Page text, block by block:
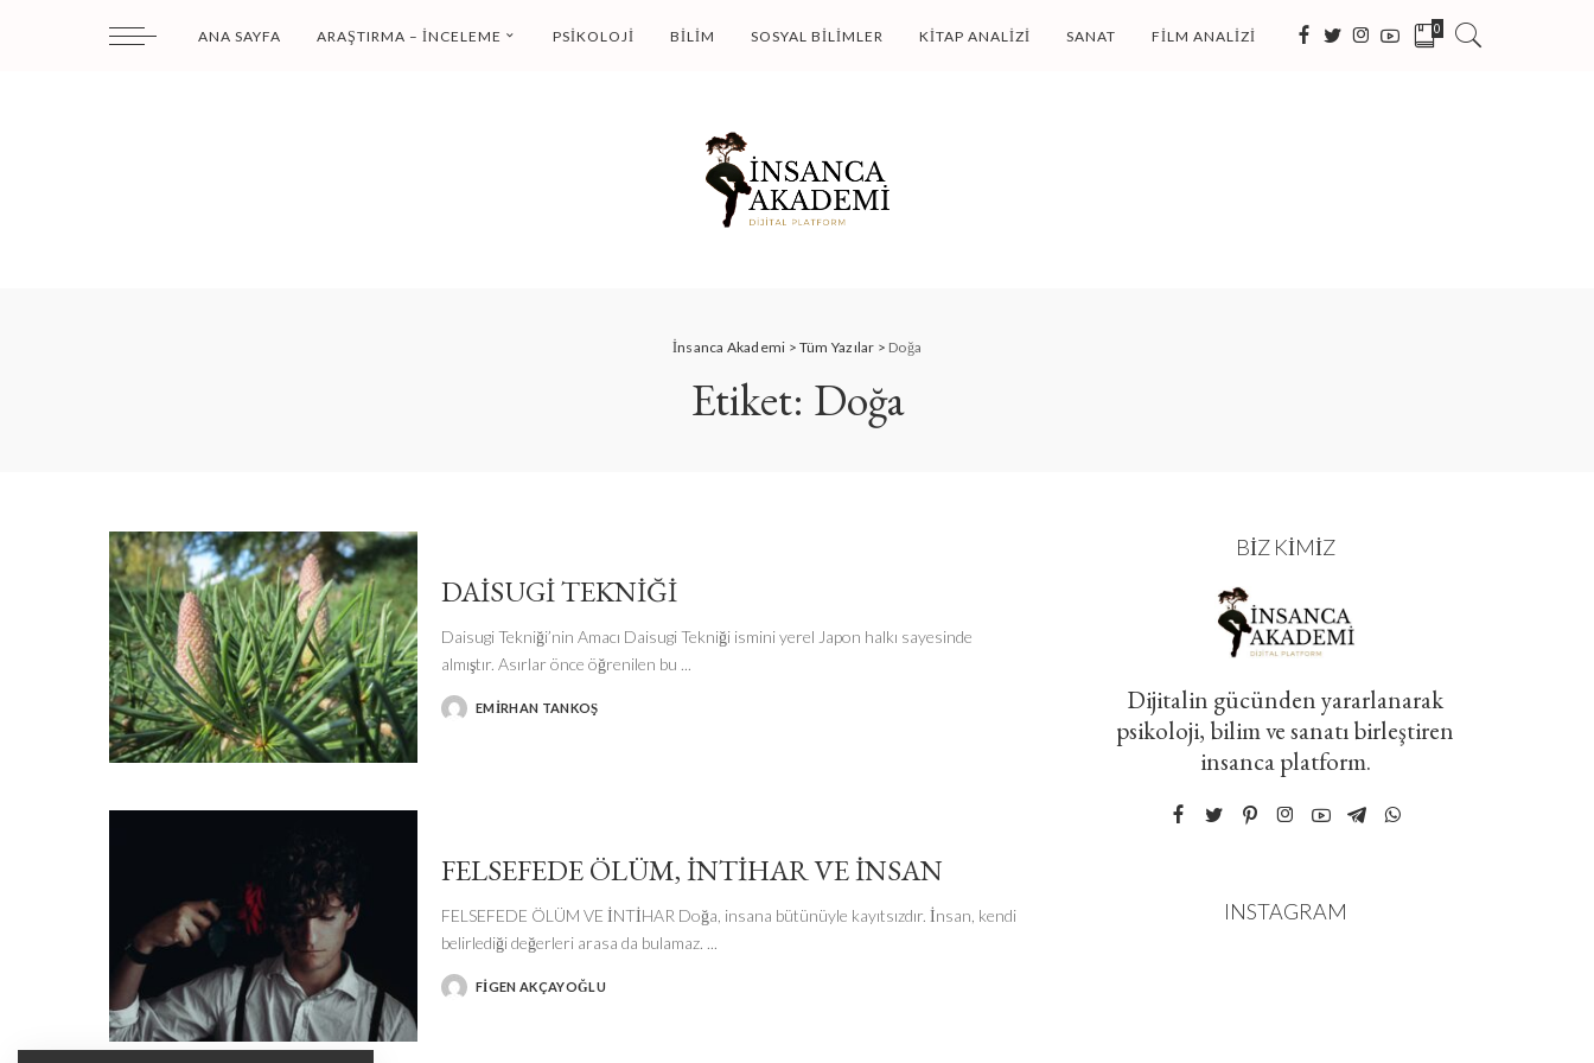
ANA SAYFA ARAŞTIRMA – İNCELEME PSIKOLOJI BILIM SOSYAL BILIMLER KITAP ANALIZI SANAT FILM ANALIZI 0
İnsanca Akademi > Tüm Yazılar > Doğa
Etiket: Doğa
DAISUGI TEKNIĞI
Daisugi Tekniği’nin Amacı Daisugi Tekniği ismini yerel Japon halkı sayesinde
almıştır. Asırlar önce öğrenilen bu ...
POSTEDEMIRHAN TANKOŞ
FELSEFEDE ÖLÜM, İNTIHAR VE İNSAN
FELSEFEDE ÖLÜM VE İNTİHAR Doğa, insana bütünüyle kayıtsızdır. İnsan, kendi
belirlediği değerleri arasa da bulamaz. ...
POSTEDFIGEN AKÇAYOĞLU
BIZ KIMIZ
Dijitalin gücünden yararlanarak
psikoloji, bilim ve sanatı birleştiren
insanca platform.
INSTAGRAM